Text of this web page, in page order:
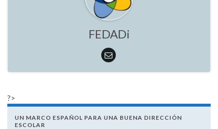
FEDADi
?>
UN MARCO ESPAÑOL PARA UNA BUENA DIRECCIÓN
ESCOLAR